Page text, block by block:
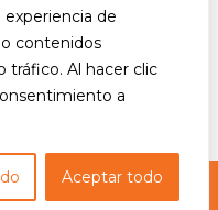
experiencia de
contenidos
tráfico. Al hacer clic
a
Aceptar todo
02/1998) - Todos os direitos